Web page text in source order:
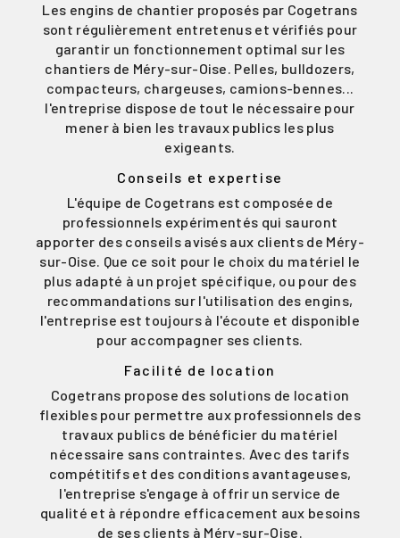
Les engins de chantier proposés par Cogetrans
sont régulièrement entretenus et vérifiés pour
garantir un fonctionnement optimal sur les
chantiers de Méry-sur-Oise. Pelles, bulldozers,
compacteurs, chargeuses, camions-bennes...
l'entreprise dispose de tout le nécessaire pour
mener à bien les travaux publics les plus
exigeants.
Conseils et expertise
L'équipe de Cogetrans est composée de
professionnels expérimentés qui sauront
apporter des conseils avisés aux clients de Méry-
sur-Oise. Que ce soit pour le choix du matériel le
plus adapté à un projet spécifique, ou pour des
recommandations sur l'utilisation des engins,
l'entreprise est toujours à l'écoute et disponible
pour accompagner ses clients.
Facilité de location
Cogetrans propose des solutions de location
flexibles pour permettre aux professionnels des
travaux publics de bénéficier du matériel
nécessaire sans contraintes. Avec des tarifs
compétitifs et des conditions avantageuses,
l'entreprise s'engage à offrir un service de
qualité et à répondre efficacement aux besoins
de ses clients à Méry-sur-Oise.